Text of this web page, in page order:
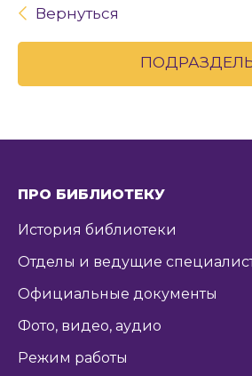
Вернуться
ПРО БИБЛИОТЕКУ
История библиотеки
Отделы и ведущие
Официальные документы
Фото, видео, аудио
Режим работы